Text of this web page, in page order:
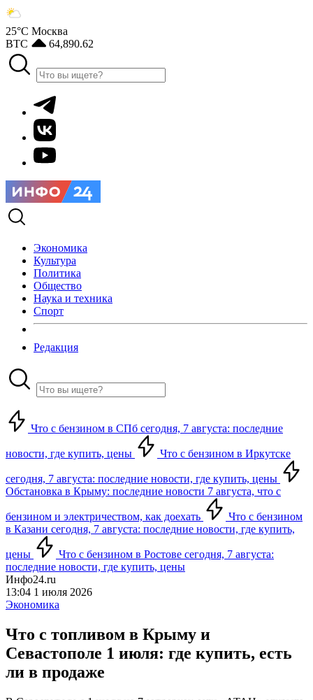
25°С Москва
BTC
64,890.62
Экономика
Культура
Политика
Общество
Наука и техника
Спорт
Редакция
Что с бензином в СПб сегодня, 7 августа: последние
новости, где купить, цены Что с бензином в Иркутске
сегодня, 7 августа: последние новости, где купить, цены
Обстановка в Крыму: последние новости 7 августа, что с
бензином и электричеством, как доехать
Что с бензином
в Казани сегодня, 7 августа: последние новости, где купить,
цены
Что с бензином в Ростове сегодня, 7 августа:
последние новости, где купить, цены
Инфо24.ru
13:04 1 июля 2026
Экономика
Что с топливом в Крыму и
Севастополе 1 июля: где купить, есть
ли в продаже